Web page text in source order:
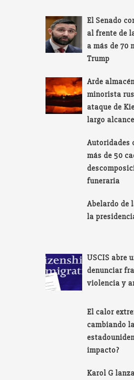
El Senado
al frente de
a más de 70
Trump
Arde
minorista
ataque de
largo alcance
Autoridades
más de 50
funeraria
Abelardo de
la
USCIS abre
denunciar
violencia y
El calor
cambiando
impacto?
Karol G